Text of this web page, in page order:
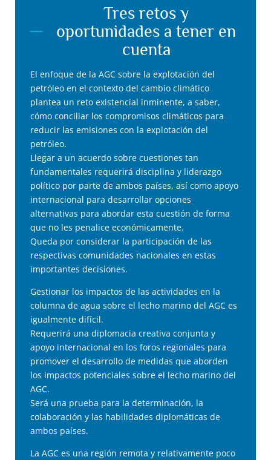
Tres retos y
oportunidades a tener en
cuenta
El enfoque de la AGC sobre la explotación del
petróleo en el contexto del cambio climático
plantea un reto existencial inminente, a saber,
cómo conciliar los compromisos climáticos para
reducir las emisiones con la explotación del
petróleo.
Llegar a un acuerdo sobre cuestiones tan
fundamentales requerirá disciplina y liderazgo
político por parte de ambos países, así como apoyo
internacional para desarrollar opciones
alternativas para abordar esta cuestión de forma
que no les penalice económicamente.
Queda por considerar la participación de las
respectivas comunidades nacionales en estas
importantes decisiones.
Gestionar los impactos de las actividades en la
columna de agua sobre el lecho marino del AGC es
igualmente difícil.
Requerirá una diplomacia creativa conjunta y
apoyo internacional en los foros regionales para
promover el desarrollo de medidas que aborden
los impactos potenciales sobre el lecho marino del
AGC.
Será una prueba para la determinación, la
colaboración y las habilidades diplomáticas de
ambos países.
La AGC es una región remota y relativamente poco